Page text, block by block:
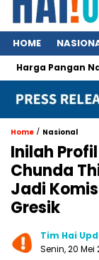
HOME
Pangan Nasional
Home / Nasional
Inilah
Chunda
Jadi
Gresik
Tim Hai
Senin, 20 Mei